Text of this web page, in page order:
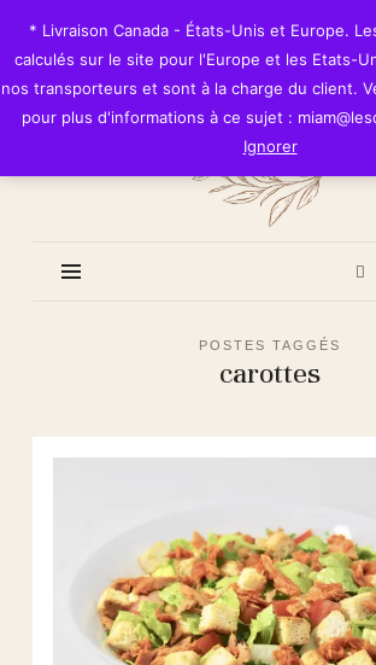
Les
Délices
de
Jessy
POSTES TAGGÉS
carottes
* Livraison Canada - États-Unis et Europe.
calculés sur le site pour l'Europe et les Etats-
nos transporteurs et sont à la charge du client.
pour plus d'informations à ce sujet :
Ignorer